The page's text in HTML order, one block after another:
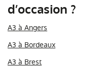
d’occasion ?
A3 à Angers
A3 à Bordeaux
A3 à Brest